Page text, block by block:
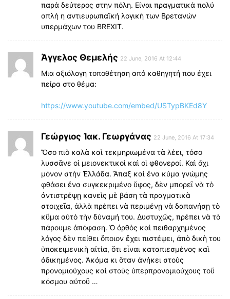
παρά δεύτερος στην πόλη. Είναι πραγματικά πολύ
απλή η αντιευρωπαϊκή λογική των Βρετανών
υπερμάχων του BREXIT.
Άγγελος Θεμελής 22 June, 2016 At 12:44
Μια αξιόλογη τοποθέτηση από καθηγητή που έχει
πείρα στο θέμα:
https://www.youtube.com/embed/USTypBKEd8Y
Γεώργιος Ἰακ. Γεωργάνας 22 June, 2016 At 17:34
Ὅσο πιὸ καλὰ καὶ τεκμηριωμένα τὰ λέει, τόσο
λυσσᾶνε οἱ μειονεκτικοὶ καὶ οἱ φθονεροί. Καὶ ὄχι
μόνον στὴν Ἐλλάδα. Ἅπαξ καὶ ἕνα κύμα γνώμης
φθάσει ἕνα συγκεκριμένο ὕφος, δὲν μπορεῖ νὰ τὸ
ἀντιστρέψῃ κανεὶς μὲ βάση τὰ πραγματικὰ
στοιχεῖα, ἀλλὰ πρέπει νὰ περιμένῃ νὰ δαπανήσῃ τὸ
κῦμα αὐτὸ τὴν δύναμή του. Δυστυχῶς, πρέπει νὰ τὸ
πάρουμε ἀπόφαση. Ὀ ὀρθὸς καὶ πειθαρχημένος
λόγος δὲν πείθει ὅποιον ἔχει πιστέψει, ἀπὸ δικὴ του
ὑποκειμενικὴ αἰτία, ὅτι εἶναι καταπιεσμένος καὶ
άδικημένος. Ἀκόμα κι ὅταν ἀνήκει στοὺς
προνομιούχους καὶ στοὺς ὑπερπρονομιούχους τοῦ
κόσμου αὐτοῦ …